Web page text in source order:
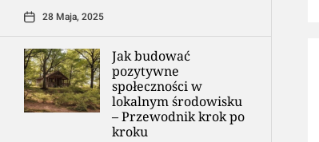
28 Maja, 2025
Jak budować
pozytywne
społeczności w
lokalnym środowisku
– Przewodnik krok po
kroku